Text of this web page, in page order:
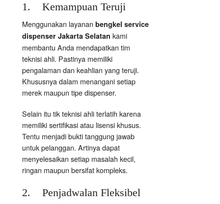
1. Kemampuan Teruji
Menggunakan layanan bengkel service
dispenser Jakarta Selatan kami
membantu Anda mendapatkan tim
teknisi ahli. Pastinya memiliki
pengalaman dan keahlian yang teruji.
Khususnya dalam menangani setiap
merek maupun tipe dispenser.
Selain itu tik teknisi ahli terlatih karena
memiliki sertifikasi atau lisensi khusus.
Tentu menjadi bukti tanggung jawab
untuk pelanggan. Artinya dapat
menyelesaikan setiap masalah kecil,
ringan maupun bersifat kompleks.
2. Penjadwalan Fleksibel